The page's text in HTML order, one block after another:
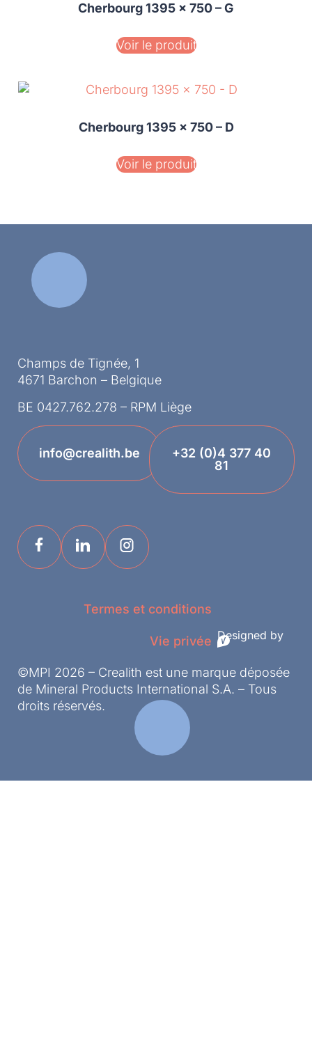
Cherbourg 1395 x 750 – G
Voir le produit
Cherbourg 1395 x 750 – D
Voir le produit
Champs de Tignée, 1
4671 Barchon – Belgique
BE 0427.762.278 – RPM Liège
info@crealith.be
+32 (0)4 377 40
81
©MPI 2026 – Crealith est une marque déposée
de Mineral Products International S.A. – Tous
droits réservés.
Termes et conditions
Vie privée Designed by